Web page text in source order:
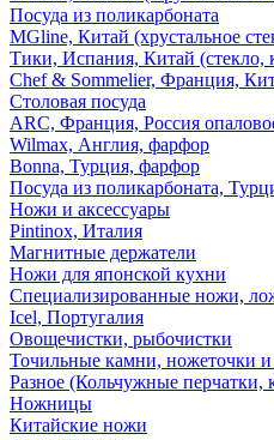
Посуда из поликарбоната
MGline, Китай (хрустальное
Тики, Испания, Китай (стекло,
Chef & Sommelier, Франция,
Столовая посуда
ARC, Франция, Россия
Wilmax, Англия, фарфор
Bonna, Турция, фарфор
Посуда из поликарбоната,
Ножи и аксессуары
Pintinox, Италия
Магнитные держатели
Ножи для японской кухни
Специализированные ножи,
Icel, Португалия
Овощечистки, рыбочистки
Точильные камни, ножеточки
Разное (Кольчужные
Ножницы
Китайские ножи